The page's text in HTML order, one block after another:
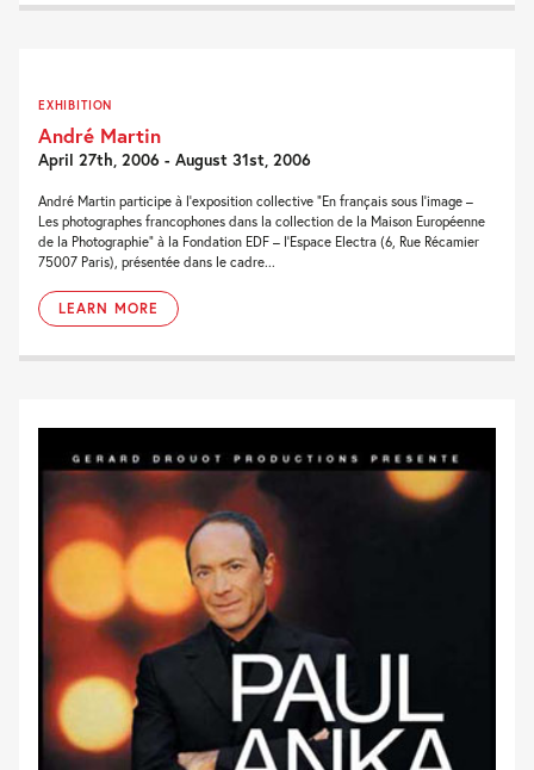
EXHIBITION
André Martin
April 27th, 2006 - August 31st, 2006
André Martin participe à l’exposition collective “En français sous l’image –
Les photographes francophones dans la collection de la Maison Européenne
de la Photographie” à la Fondation EDF – l’Espace Electra (6, Rue Récamier
75007 Paris), présentée dans le cadre...
LEARN MORE